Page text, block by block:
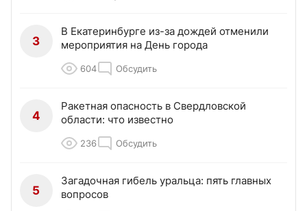
3
В Екатеринбурге из-за дождей отменили
мероприятия на День города
604 Обсудить
4
Ракетная опасность в Свердловской
области: что известно
236 Обсудить
5
Загадочная гибель уральца: пять главных
вопросов